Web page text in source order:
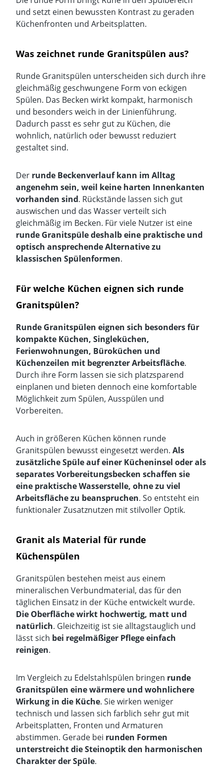
und setzt einen bewussten Kontrast zu geraden
Küchenfronten und Arbeitsplatten.
Was zeichnet runde Granitspülen aus?
Runde Granitspülen unterscheiden sich durch ihre
gleichmäßig geschwungene Form von eckigen
Spülen. Das Becken wirkt kompakt, harmonisch
und besonders weich in der Linienführung.
Dadurch passt es sehr gut zu Küchen, die
wohnlich, natürlich oder bewusst reduziert
gestaltet sind.
Der runde Beckenverlauf kann im Alltag
angenehm sein, weil keine harten Innenkanten
vorhanden sind. Rückstände lassen sich gut
auswischen und das Wasser verteilt sich
gleichmäßig im Becken. Für viele Nutzer ist eine
runde Granitspüle deshalb eine praktische und
optisch ansprechende Alternative zu
klassischen Spülenformen.
Für welche Küchen eignen sich runde
Granitspülen?
Runde Granitspülen eignen sich besonders für
kompakte Küchen, Singleküchen,
Ferienwohnungen, Büroküchen und
Küchenzeilen mit begrenzter Arbeitsfläche.
Durch ihre Form lassen sie sich platzsparend
einplanen und bieten dennoch eine komfortable
Möglichkeit zum Spülen, Ausspülen und
Vorbereiten.
Auch in größeren Küchen können runde
Granitspülen bewusst eingesetzt werden. Als
zusätzliche Spüle auf einer Kücheninsel oder als
separates Vorbereitungsbecken schaffen sie
eine praktische Wasserstelle, ohne zu viel
Arbeitsfläche zu beanspruchen. So entsteht ein
funktionaler Zusatznutzen mit stilvoller Optik.
Granit als Material für runde
Küchenspülen
Granitspülen bestehen meist aus einem
mineralischen Verbundmaterial, das für den
täglichen Einsatz in der Küche entwickelt wurde.
Die Oberfläche wirkt hochwertig, matt und
natürlich. Gleichzeitig ist sie alltagstauglich und
lässt sich bei regelmäßiger Pflege einfach
reinigen.
Im Vergleich zu Edelstahlspülen bringen runde
Granitspülen eine wärmere und wohnlichere
Wirkung in die Küche. Sie wirken weniger
technisch und lassen sich farblich sehr gut mit
Arbeitsplatten, Fronten und Armaturen
abstimmen. Gerade bei runden Formen
unterstreicht die Steinoptik den harmonischen
Charakter der Spüle.